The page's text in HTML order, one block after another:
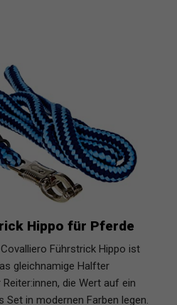
Hippo für Pferde
Führstrick Hippo ist
gleichnamige Halfter
die Wert auf ein
Set in modernen Farben legen.